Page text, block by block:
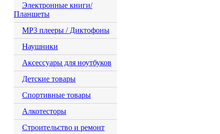
Электронные книги/
Планшеты
MP3 плееры / Диктофоны
Наушники
Аксессуары для ноутбуков
Детские товары
Спортивные товары
Алкотесторы
Строительство и ремонт